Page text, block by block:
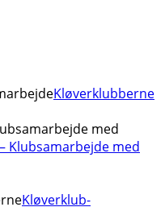
Kløverklubberne
med
Klubsamarbejde med
Kløverklub-